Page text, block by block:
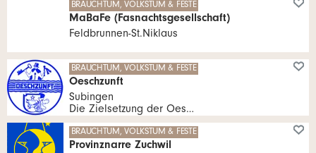
BRAUCHTUM, VOLKSTUM & FESTE
MaBaFe (Fasnachtsgesellschaft)
Feldbrunnen-St.Niklaus
BRAUCHTUM, VOLKSTUM & FESTE
Oeschzunft
Subingen
Die Zielsetzung der Oeschzunft laute kurz und bündig: "Pflege des Kulturgutes Fasnacht in unserem Dorf".
BRAUCHTUM, VOLKSTUM & FESTE
Provinznarre Zuchwil